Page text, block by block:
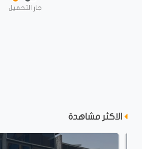
جار التحميل
الاكثر مشاهدة